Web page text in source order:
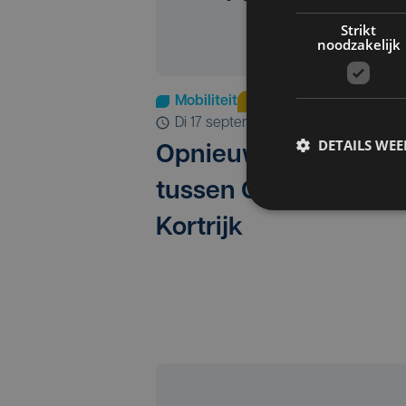
Mobiliteit
Update
di 17 september 2024 | 10:44
Opnieuw
tussen Oudenaarde
Kortrijk
Strikt
noodzakelijk
DETAILS